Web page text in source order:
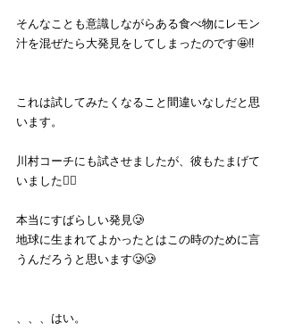
そんなことも意識しながらある食べ物にレモン
汁を混ぜたら大発見をしてしまったのです🤩‼️
これは試してみたくなること間違いなしだと思
います。
川村コーチにも試させましたが、彼もたまげて
いました🤷‍♂️
本当にすばらしい発見🥲
地球に生まれてよかったとはこの時のために言
うんだろうと思います🥲🥲
、、、はい。